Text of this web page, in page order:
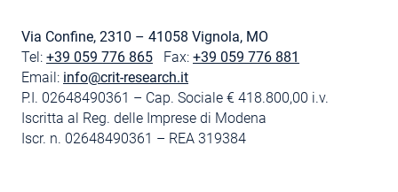
Via Confine, 2310 – 41058 Vignola, MO
Tel: +39 059 776 865 Fax: +39 059 776 881
Email: info@crit-research.it
P.I. 02648490361 – Cap. Sociale € 418.800,00 i.v.
Iscritta al Reg. delle Imprese di Modena
Iscr. n. 02648490361 – REA 319384